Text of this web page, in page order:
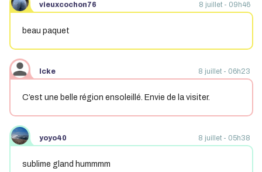
vieuxcochon76 8 juillet - 09h46
beau paquet
Icke 8 juillet - 06h23
C’est une belle région ensoleillé. Envie de la visiter.
yoyo40 8 juillet - 05h38
sublime gland hummmm